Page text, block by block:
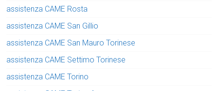
assistenza CAME Rosta
assistenza CAME San Gillio
assistenza CAME San Mauro Torinese
assistenza CAME Settimo Torinese
assistenza CAME Torino